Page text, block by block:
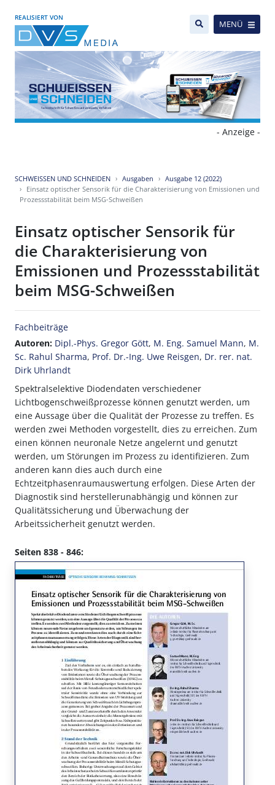
REALISIERT VON
MENÜ
- Anzeige -
SCHWEISSEN UND SCHNEIDEN Ausgaben
Ausgabe 12 (2022)
Einsatz optischer Sensorik für die Charakterisierung von Emissionen und
Prozessstabilität beim MSG-Schweißen
Einsatz optischer Sensorik für
die Charakterisierung von
Emissionen und Prozessstabilität
beim MSG-Schweißen
Fachbeiträge
Autoren: Dipl.-Phys. Gregor Gött, M. Eng. Samuel Mann, M.
Sc. Rahul Sharma, Prof. Dr.-Ing. Uwe Reisgen, Dr. rer. nat.
Dirk Uhrlandt
Spektralselektive Diodendaten verschiedener
Lichtbogenschweißprozesse können genutzt werden, um
eine Aussage über die Qualität der Prozesse zu treffen. Es
werden zwei Methoden vorgestellt, dies zu erreichen. Zum
einen können neuronale Netze angelernt und genutzt
werden, um Störungen im Prozess zu identifizieren. Zum
anderen kann dies auch durch eine
Echtzeitphasenraumauswertung erfolgen. Diese Arten der
Diagnostik sind herstellerunabhängig und können zur
Qualitätssicherung und Überwachung der
Arbeitssicherheit genutzt werden.
Seiten 838 - 846: